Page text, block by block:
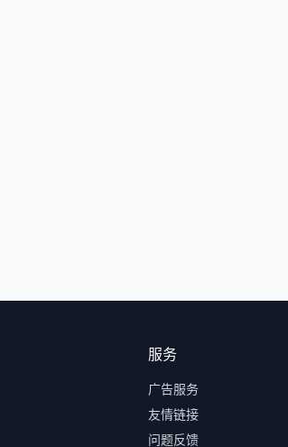
服务
广告服务
友情链接
问题反馈